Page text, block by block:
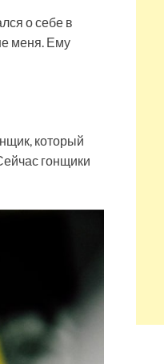
о себе в
меня. Ему
который
гонщики